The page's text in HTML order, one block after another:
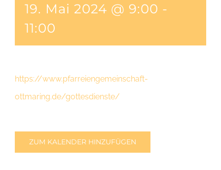
19. Mai 2024 @ 9:00 -
11:00
https://www.pfarreiengemeinschaft-
ottmaring.de/gottesdienste/
ZUM KALENDER HINZUFÜGEN